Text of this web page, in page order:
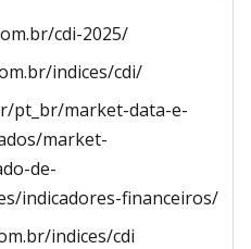
cdi-2025/
indices/cdi/
pt_br/market-data-e-
market-
de-
indicadores-financeiros/
indices/cdi